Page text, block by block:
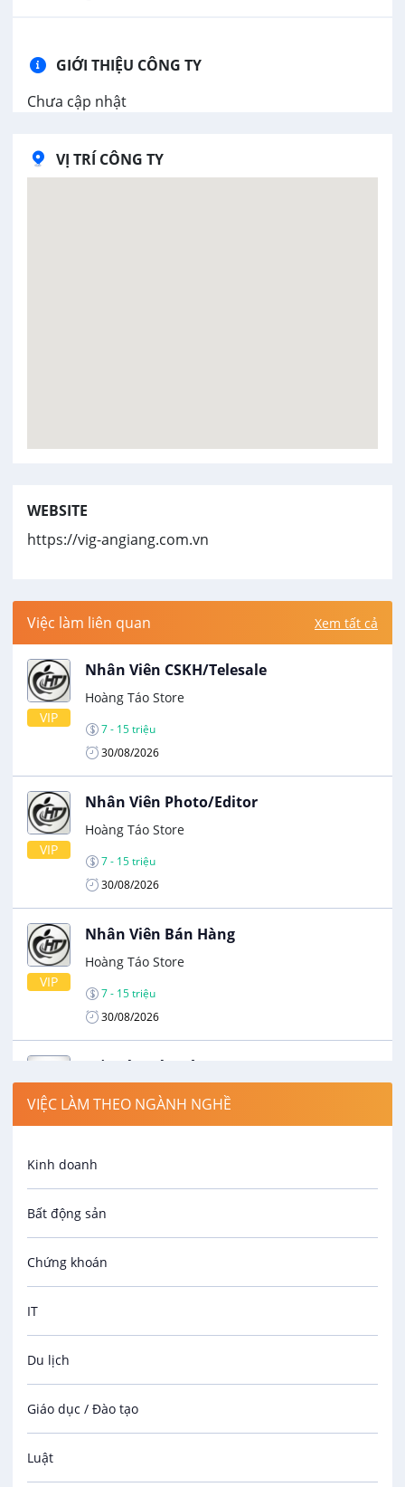
GIỚI THIỆU CÔNG TY
Chưa cập nhật
VỊ TRÍ CÔNG TY
WEBSITE
https://vig-angiang.com.vn
Việc làm liên quan Xem tất cả
VIP
Nhân Viên CSKH/Telesale
Hoàng Táo Store
7 - 15 triệu
30/08/2026
VIP
Nhân Viên Photo/Editor
Hoàng Táo Store
7 - 15 triệu
30/08/2026
VIP
Nhân Viên Bán Hàng
Hoàng Táo Store
7 - 15 triệu
30/08/2026
VIP
Kế Toán Bán Hàng
Công Ty Cổ Phần Đầu Tư Hải Sản Sống Nguyễn
Gia
VIP
Nhân Viên Kinh Doanh
Thương lượng
08/08/2026
VIỆC LÀM THEO NGÀNH NGHỀ
Kinh doanh
Bất động sản
Chứng khoán
IT
Du lịch
Giáo dục / Đào tạo
Luật